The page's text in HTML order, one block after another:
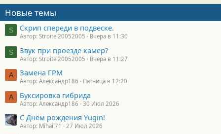
Новые темы
S Скрип спереди в подвеске.
Автор: Stroitel20052005 Вчера в 11:30
S Звук при проезде камер?
Автор: Stroitel20052005 Вчера в 11:27
А Замена ГРМ
Автор: Александр186 Пятница в 12:20
А Буксировка гибрида
Автор: Александр186 30 Июл 2026
С Днём рождения Yugin!
Автор: Mihail71 27 Июл 2026